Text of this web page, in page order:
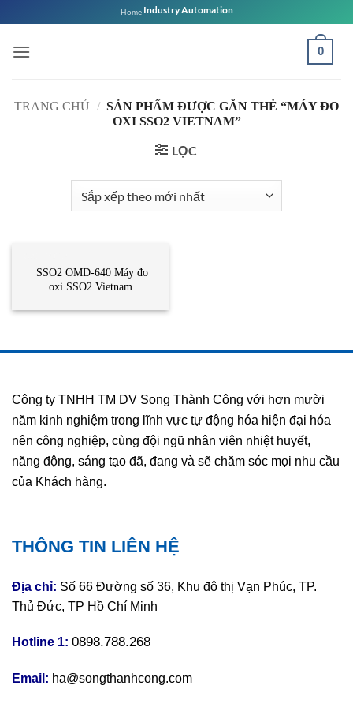
qua
nội
Home Industry Automation
0
TRANG CHỦ / SẢN PHẨM ĐƯỢC GẮN THẺ “MÁY ĐO
OXI SSO2 VIETNAM”
LỌC
SSO2 OMD-640 Máy đo
oxi SSO2 Vietnam
Công ty TNHH TM DV Song Thành Công với hơn mười
năm kinh nghiệm trong lĩnh vực tự động hóa hiện đại hóa
nên công nghiệp, cùng đội ngũ nhân viên nhiệt huyết,
năng động, sáng tạo đã, đang và sẽ chăm sóc mọi nhu cầu
của Khách hàng.
THÔNG TIN LIÊN HỆ
Địa chỉ: Số 66 Đường số 36, Khu đô thị Vạn Phúc, TP.
Thủ Đức, TP Hồ Chí Minh
Hotline 1: 0898.788.268
Email: ha@songthanhcong.com